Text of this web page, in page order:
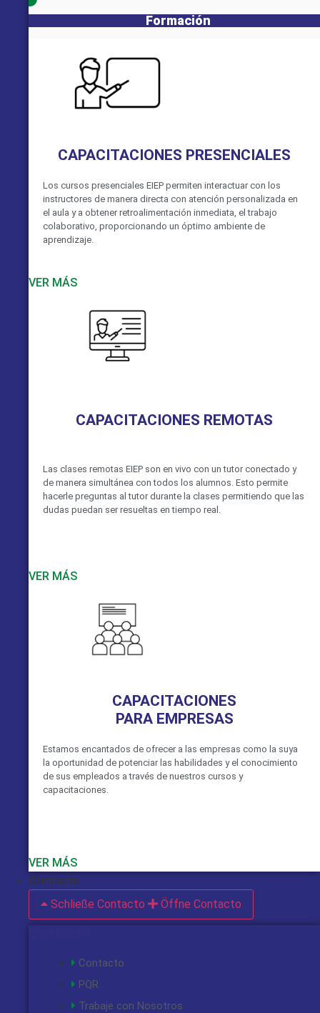
Formación
CAPACITACIONES PRESENCIALES
Los cursos presenciales EIEP permiten interactuar con los
instructores de manera directa con atención personalizada en
el aula y a obtener retroalimentación inmediata, el trabajo
colaborativo, proporcionando un óptimo ambiente de
aprendizaje.
VER MÁS
CAPACITACIONES REMOTAS
Las clases remotas EIEP son en vivo con un tutor conectado y
de manera simultánea con todos los alumnos. Esto permite
hacerle preguntas al tutor durante la clases permitiendo que las
dudas puedan ser resueltas en tiempo real.
VER MÁS
CAPACITACIONES
PARA EMPRESAS
Estamos encantados de ofrecer a las empresas como la suya
la oportunidad de potenciar las habilidades y el conocimiento
de sus empleados a través de nuestros cursos y
capacitaciones.
VER MÁS
Contacto
Schließe Contacto
Öffne Contacto
Contacto
PQR
Trabaje con Nosotros